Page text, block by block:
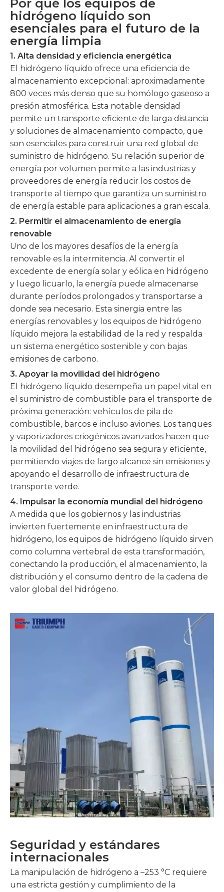
Por qué los equipos de
hidrógeno líquido son
esenciales para el futuro de la
energía limpia
1. Alta densidad y eficiencia energética
El hidrógeno líquido ofrece una eficiencia de
almacenamiento excepcional: aproximadamente
800 veces más denso que su homólogo gaseoso a
presión atmosférica. Esta notable densidad
permite un transporte eficiente de larga distancia
y soluciones de almacenamiento compacto, que
son esenciales para construir una red global de
suministro de hidrógeno. Su relación superior de
energía por volumen permite a las industrias y
proveedores de energía reducir los costos de
transporte al tiempo que garantiza un suministro
de energía estable para aplicaciones a gran escala.
2. Permitir el almacenamiento de energía
renovable
Uno de los mayores desafíos de la energía
renovable es la intermitencia. Al convertir el
excedente de energía solar y eólica en hidrógeno
y luego licuarlo, la energía puede almacenarse
durante períodos prolongados y transportarse a
donde sea necesario. Esta sinergia entre las
energías renovables y los equipos de hidrógeno
líquido mejora la estabilidad de la red y respalda
un sistema energético sostenible y con bajas
emisiones de carbono.
3. Apoyar la movilidad del hidrógeno
El hidrógeno líquido desempeña un papel vital en
el suministro de combustible para el transporte de
próxima generación: vehículos de pila de
combustible, barcos e incluso aviones. Los tanques
y vaporizadores criogénicos avanzados hacen que
la movilidad del hidrógeno sea segura y eficiente,
permitiendo viajes de largo alcance sin emisiones y
apoyando el desarrollo de infraestructura de
transporte verde.
4. Impulsar la economía mundial del hidrógeno
A medida que los gobiernos y las industrias
invierten fuertemente en infraestructura de
hidrógeno, los equipos de hidrógeno líquido sirven
como columna vertebral de esta transformación,
conectando la producción, el almacenamiento, la
distribución y el consumo dentro de la cadena de
valor global del hidrógeno.
Seguridad y estándares
internacionales
La manipulación de hidrógeno a –253 °C requiere
una estricta gestión y cumplimiento de la